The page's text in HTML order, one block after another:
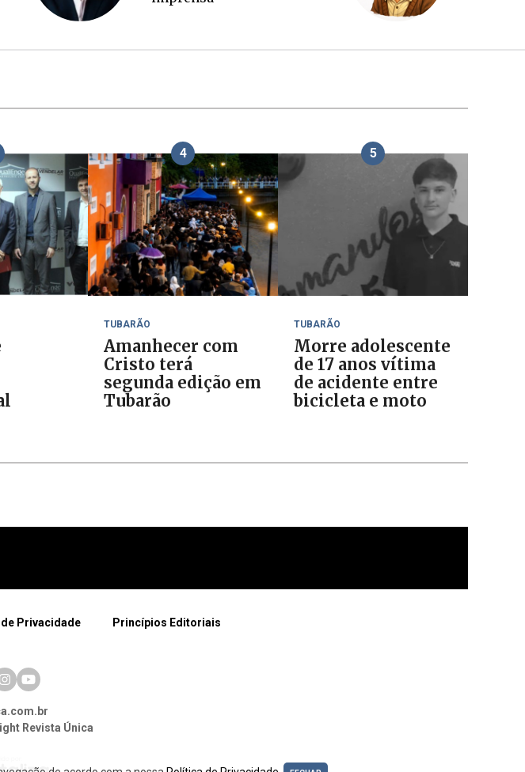
4
TUBARÃO
Amanhecer com
Cristo terá
segunda edição em
Tubarão
5
TUBARÃO
Morre adolescente
de 17 anos vítima
de acidente entre
bicicleta e moto
Privacidade Princípios Editoriais
Revista Única